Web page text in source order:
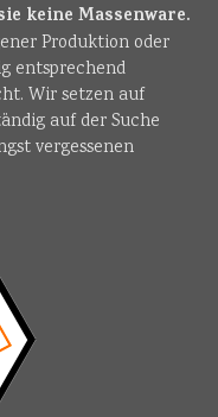
keine Massenware.
Produktion oder
entsprechend
Wir setzen auf
auf der Suche
vergessenen